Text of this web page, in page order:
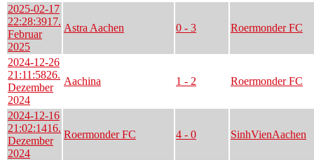
2025-02-17
22:28:3917.
Februar
2025
Astra Aachen 0 - 3 Roermonder FC
2024-12-26
21:11:5826.
Dezember
2024
Aachina 1 - 2 Roermonder FC
2024-12-16
21:02:1416.
Dezember
2024
Roermonder FC 4 - 0 SinhVienAachen